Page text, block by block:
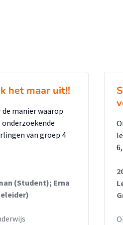
het maar uit!!
manier waarop
van groep 4
(Student); Erna